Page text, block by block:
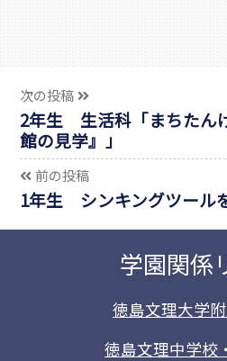
次の投稿
2年生 生活科「まちたん
館の見学』」
前の投稿
1年生 シンキングツー
学園関係
徳島文理大学
徳島文理中学校